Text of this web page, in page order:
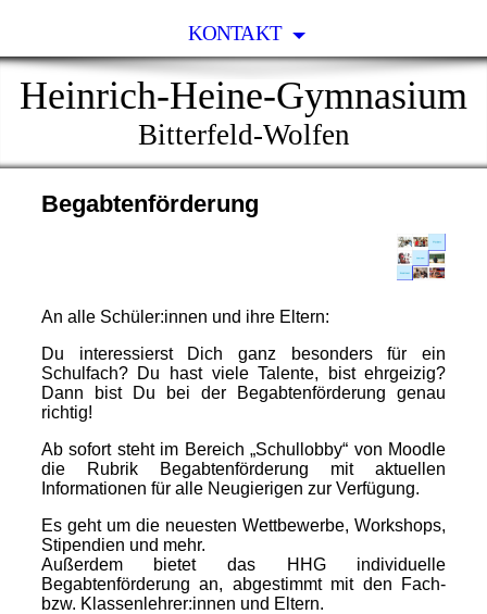
KONTAKT
Heinrich-Heine-Gymnasium
Bitterfeld-Wolfen
Begabtenförderung
An alle Schüler:innen und ihre Eltern:
Du interessierst Dich ganz besonders für ein
Schulfach? Du hast viele Talente, bist ehrgeizig?
Dann bist Du bei der Begabtenförderung genau
richtig!
Ab sofort steht im Bereich „Schullobby“ von Moodle
die Rubrik Begabtenförderung mit aktuellen
Informationen für alle Neugierigen zur Verfügung.
Es geht um die neuesten Wettbewerbe, Workshops,
Stipendien und mehr.
Außerdem bietet das HHG individuelle
Begabtenförderung an, abgestimmt mit den Fach-
bzw. Klassenlehrer:innen und Eltern.